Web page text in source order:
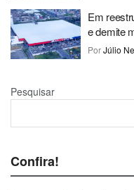
Em
e demite
PorJúlio
Pesquisar
Confira!